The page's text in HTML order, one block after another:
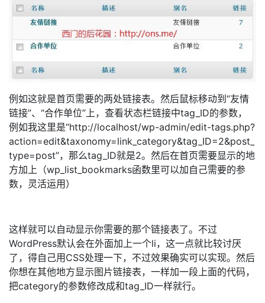
例如这就是首页需要的两处链接表。然后鼠标移动到“友情
链接”、“合作单位”上，查看状态栏链接中tag_ID的参数，
例如我这里是“http://localhost/wp-admin/edit-tags.php?
action=edit&taxonomy=link_category&tag_ID=2&post_
type=post”，那么tag_ID就是2。然后在首页需要显示的地
方加上（wp_list_bookmarks函数里可以加自己需要的参
数，灵活运用）
这样就可以自动显示你需要的那个链接表了。不过
WordPress默认会在外面加上一个li，这一点就比较讨厌
了，得自己用CSS处理一下，不过效果确实可以实现。然后
你想在其他地方显示图片链接表，一样加一段上面的代码，
把category的参数修改成和tag_ID一样就行。